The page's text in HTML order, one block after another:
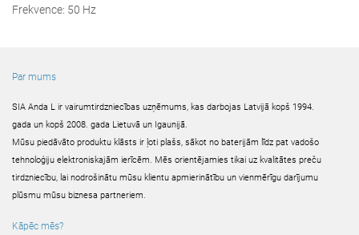
Frekvence: 50 Hz
Par mums
SIA Anda L ir vairumtirdzniecības uzņēmums, kas darbojas Latvijā kopš 1994.
gada un kopš 2008. gada Lietuvā un Igaunijā.
Mūsu piedāvāto produktu klāsts ir ļoti plašs, sākot no baterijām līdz pat vadošo
tehnoloģiju elektroniskajām ierīcēm. Mēs orientējamies tikai uz kvalitātes preču
tirdzniecību, lai nodrošinātu mūsu klientu apmierinātību un vienmērīgu darījumu
plūsmu mūsu biznesa partneriem.
Kāpēc mēs?